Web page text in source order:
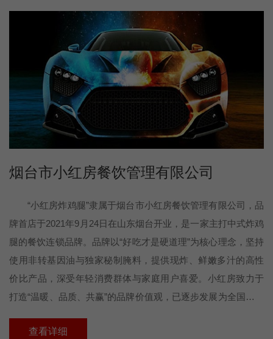
烟台市小红房餐饮管理有限公司
“小红房炸鸡腿”隶属于烟台市小红房餐饮管理有限公司，品
牌首店于2021年9月24日在山东烟台开业，是一家主打中式炸鸡
腿的餐饮连锁品牌。品牌以“好吃才是硬道理”为核心理念，坚持
使用非转基因油与独家秘制腌料，提供现炸、鲜嫩多汁的高性
价比产品，深受年轻消费群体与家庭用户喜爱。小红房致力于
打造“温暖、品质、共赢”的品牌价值观，已逐步发展为全国范围
为中式炸鸡品类的代表性品牌，推动中式快餐文化的现代化传
查看详细